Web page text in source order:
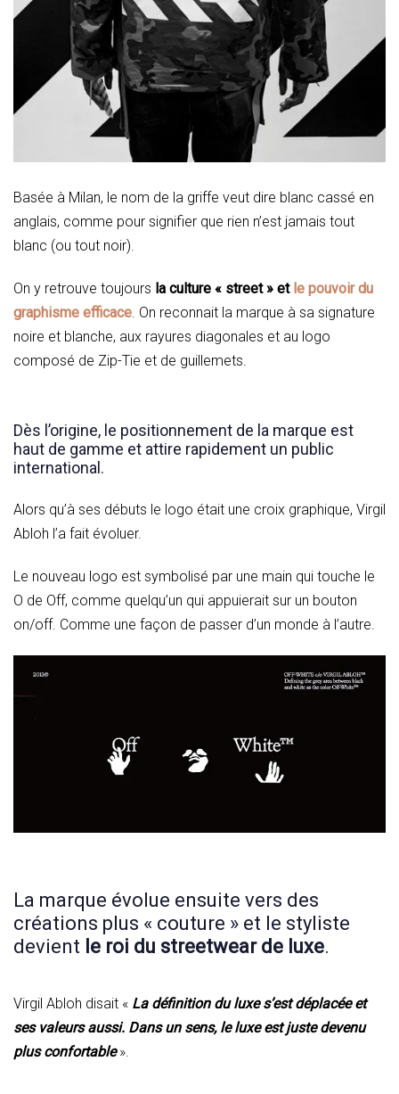
Basée à Milan, le nom de la griffe veut dire blanc cassé en
anglais, comme pour signifier que rien n’est jamais tout
blanc (ou tout noir).
On y retrouve toujours la culture « street » et le pouvoir du
graphisme efficace. On reconnait la marque à sa signature
noire et blanche, aux rayures diagonales et au logo
composé de Zip-Tie et de guillemets.
Dès l’origine, le positionnement de la marque est
haut de gamme et attire rapidement un public
international.
Alors qu’à ses débuts le logo était une croix graphique, Virgil
Abloh l’a fait évoluer.
Le nouveau logo est symbolisé par une main qui touche le
O de Off, comme quelqu’un qui appuierait sur un bouton
on/off. Comme une façon de passer d’un monde à l’autre.
La marque évolue ensuite vers des
créations plus « couture » et le styliste
devient le roi du streetwear de luxe.
Virgil Abloh disait « La définition du luxe s’est déplacée et
ses valeurs aussi. Dans un sens, le luxe est juste devenu
plus confortable».